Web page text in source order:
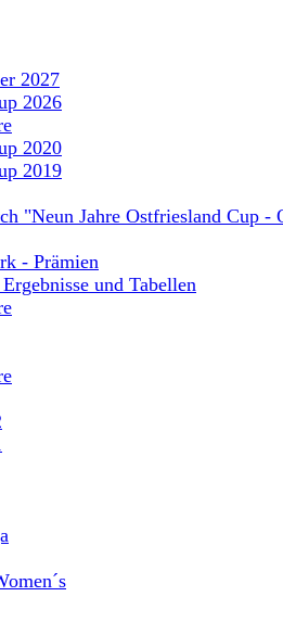
2027
2026
2020
2019
"Neun Jahre Ostfriesland Cup -
- Prämien
und Tabellen